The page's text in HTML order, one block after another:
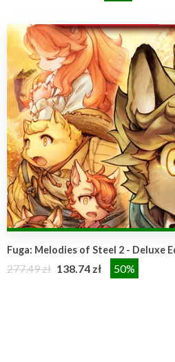
Fuga: Melodies of Steel 2 - Deluxe
277.49 zł 138.74 zł 50%